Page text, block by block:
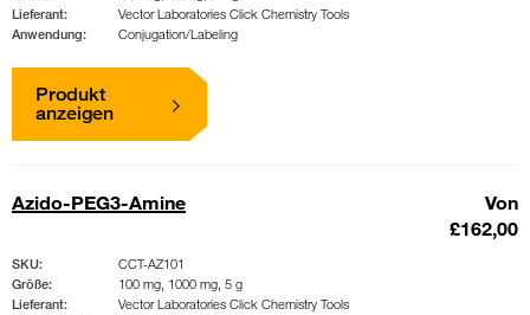
Lieferant:
Vector Laboratories Click Chemistry Tools
Anwendung:
Conjugation/Labeling
Produkt
anzeigen
Azido-PEG3-Amine
Von
£162,00
SKU:
CCT-AZ101
Größe:
100 mg, 1000 mg, 5 g
Lieferant:
Vector Laboratories Click Chemistry Tools